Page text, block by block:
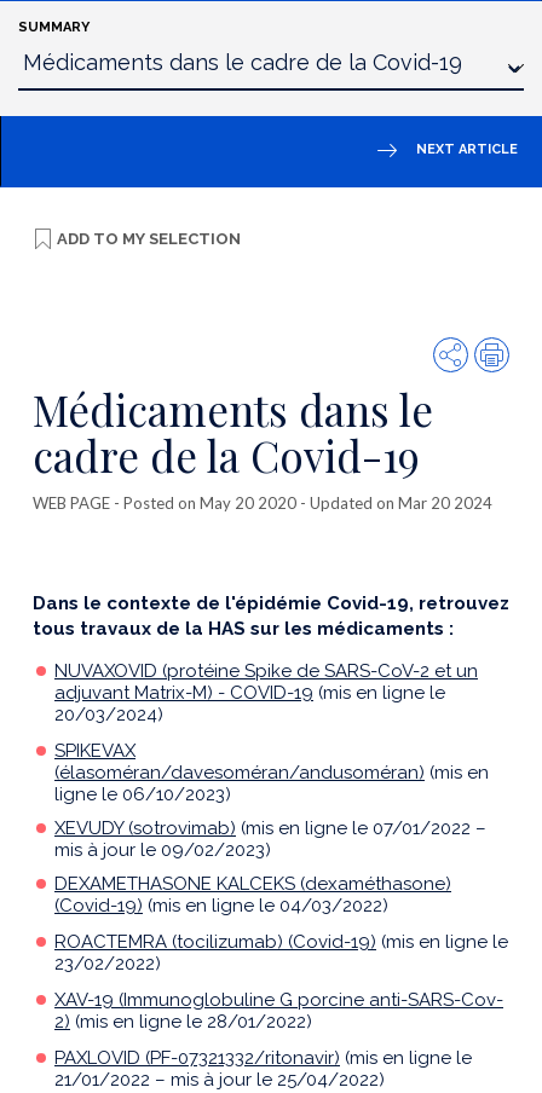
SUMMARY
NEXT ARTICLE
ADD TO MY SELECTION
Share
Médicaments dans le
cadre de la Covid-19
WEB PAGE - Posted on May 20 2020 - Updated on Mar 20 2024
Dans le contexte de l'épidémie Covid-19, retrouvez
tous travaux de la HAS sur les médicaments :
NUVAXOVID (protéine Spike de SARS-CoV-2 et un
adjuvant Matrix-M) - COVID-19 (mis en ligne le
20/03/2024)
SPIKEVAX
(élasoméran/davesoméran/andusoméran) (mis en
ligne le 06/10/2023)
XEVUDY (sotrovimab) (mis en ligne le 07/01/2022 –
mis à jour le 09/02/2023)
DEXAMETHASONE KALCEKS (dexaméthasone)
(Covid-19) (mis en ligne le 04/03/2022)
ROACTEMRA (tocilizumab) (Covid-19) (mis en ligne le
23/02/2022)
XAV-19 (Immunoglobuline G porcine anti-SARS-Cov-
2) (mis en ligne le 28/01/2022)
PAXLOVID (PF-07321332/ritonavir) (mis en ligne le
21/01/2022 – mis à jour le 25/04/2022)